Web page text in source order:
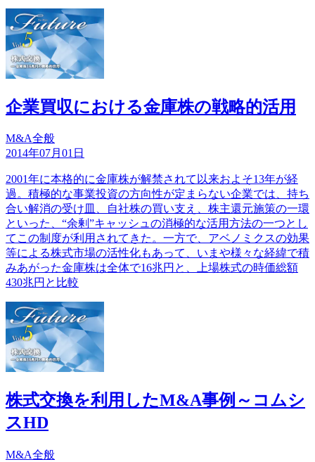
企業買収における金庫株の戦略的活用
M&A全般
2014年07月01日
2001年に本格的に金庫株が解禁されて以来およそ13年が経
過。積極的な事業投資の方向性が定まらない企業では、持ち
合い解消の受け皿、自社株の買い支え、株主還元施策の一環
といった、“余剰”キャッシュの消極的な活用方法の一つとし
てこの制度が利用されてきた。一方で、アベノミクスの効果
等による株式市場の活性化もあって、いまや様々な経緯で積
みあがった金庫株は全体で16兆円と、上場株式の時価総額
430兆円と比較
株式交換を利用したM&A事例～コムシ
スHD
M&A全般